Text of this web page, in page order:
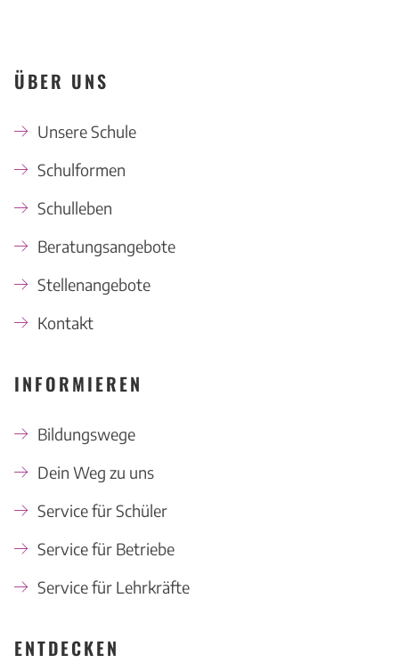
ÜBER UNS
Unsere Schule
Schulformen
Schulleben
Beratungsangebote
Stellenangebote
Kontakt
INFORMIEREN
Bildungswege
Dein Weg zu uns
Service für Schüler
Service für Betriebe
Service für Lehrkräfte
ENTDECKEN